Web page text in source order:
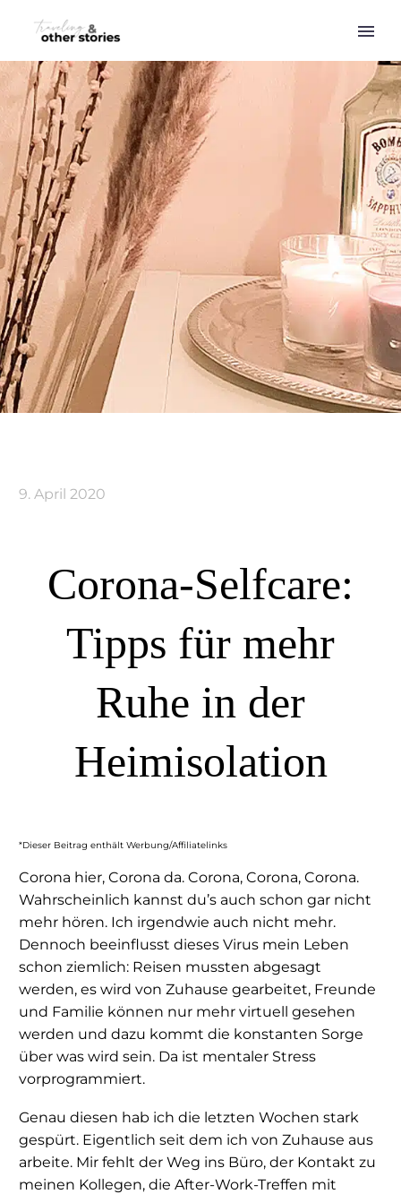
9. April 2020
Corona-Selfcare:
Tipps für mehr
Ruhe in der
Heimisolation
*Dieser Beitrag enthält Werbung/Affiliatelinks
Corona hier, Corona da. Corona, Corona, Corona.
Wahrscheinlich kannst du’s auch schon gar nicht
mehr hören. Ich irgendwie auch nicht mehr.
Dennoch beeinflusst dieses Virus mein Leben
schon ziemlich: Reisen mussten abgesagt
werden, es wird von Zuhause gearbeitet, Freunde
und Familie können nur mehr virtuell gesehen
werden und dazu kommt die konstanten Sorge
über was wird sein. Da ist mentaler Stress
vorprogrammiert.
Genau diesen hab ich die letzten Wochen stark
gespürt. Eigentlich seit dem ich von Zuhause aus
arbeite. Mir fehlt der Weg ins Büro, der Kontakt zu
meinen Kollegen, die After-Work-Treffen mit